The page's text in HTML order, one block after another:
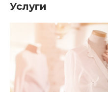
Услуги